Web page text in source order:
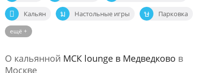
Кальян Настольные игры Парковка
Спортивные трансляции
ещё +
О кальянной МСК lounge в Медведково в
Москве